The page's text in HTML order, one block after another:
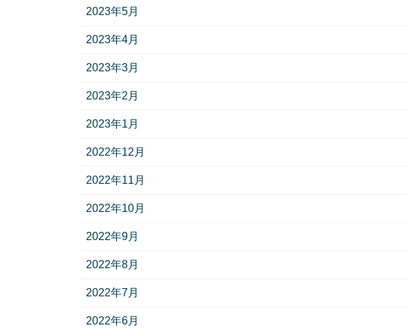
2023年5月
2023年4月
2023年3月
2023年2月
2023年1月
2022年12月
2022年11月
2022年10月
2022年9月
2022年8月
2022年7月
2022年6月